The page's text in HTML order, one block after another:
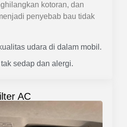
kotoran, dan
penyebab bau tidak
udara di dalam mobil.
sedap dan alergi.
AC